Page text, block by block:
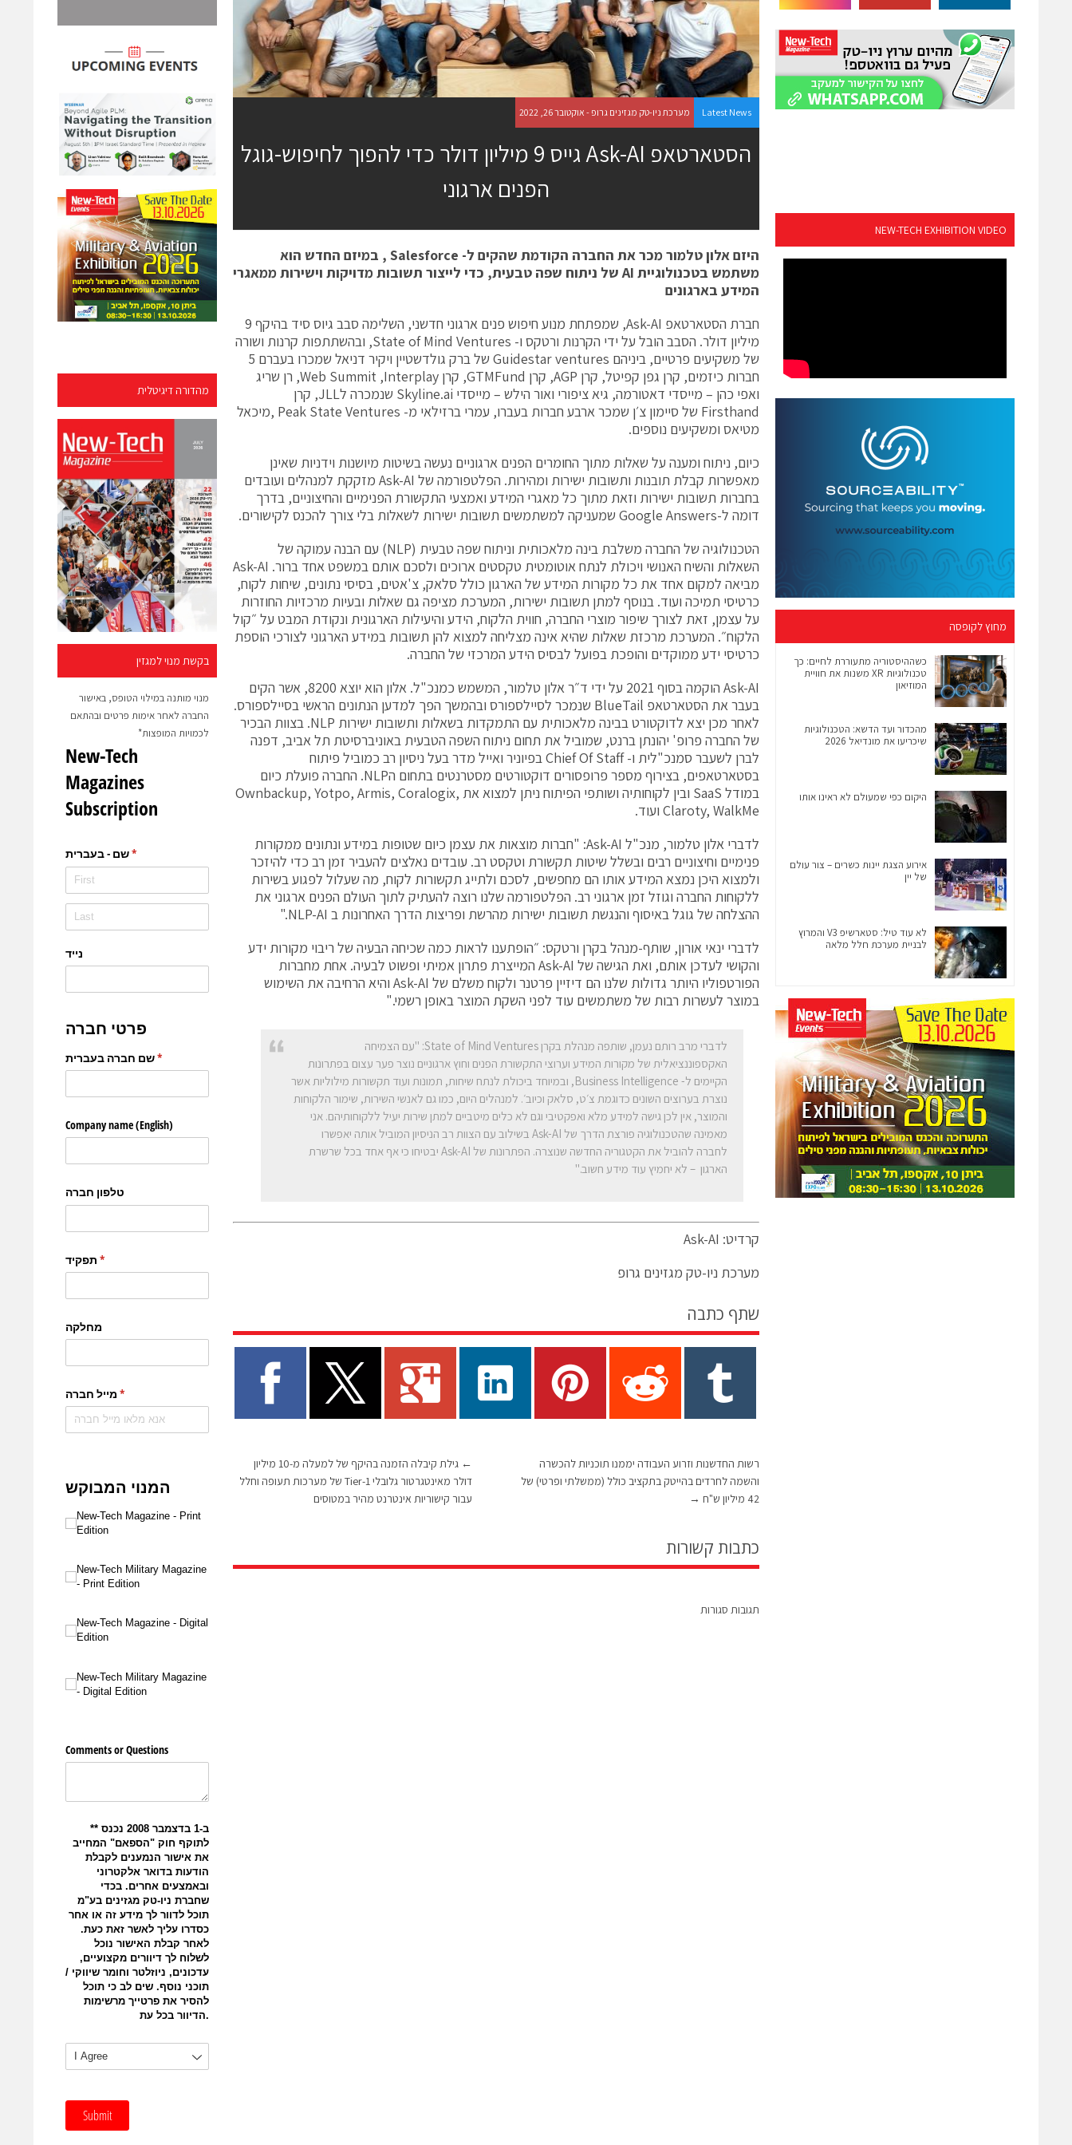
מהדורה דיגיטלית
בקשת מנוי למגזין
מנוי מותנה במילוי הטופס, באישור
החברה לאחר אימות פרטים ובהתאם
לכמויות המופצות*
Latest News מערכת ניו-טק מגזינים גרופ - אוקטובר 26, 2022
הסטארטאפ Ask-AI גייס 9 מיליון דולר כדי להפוך לחיפוש-גוגל
הפנים ארגוני
היזם אלון טלמור מכר את החברה הקודמת שהקים ל- Salesforce , במיזם החדש הוא
משתמש בטכנולוגיית AI של ניתוח שפה טבעית, כדי לייצור תשובות מדויקות וישירות ממאגרי
המידע בארגונים
חברת הסטארטאפ Ask-AI, שמפתחת מנוע חיפוש פנים ארגוני חדשני, השלימה סבב גיוס סיד בהיקף 9
מיליון דולר. הסבב הובל על ידי הקרנות ורטקס ו- State of Mind Ventures, ובהשתתפות קרנות ושורה
של משקיעים פרטיים, ביניהם Guidestar ventures של ברק גולדשטיין ויקיר דניאל שמכרו בעברם 5
חברות כיזמים, קרן גפן קפיטל, קרן AGP, קרן GTMFund, קרן Web Summit ,Interplay, רן שריג
ואפי כהן – מייסדי דאטורמה, גיא ציפורי ואור הילש – מייסדי Skyline.ai שנמכרה לJLL, קרן
Firsthand של סיימון צ׳ן שמכר ארבע חברות בעברו, עמרי ברזילאי מ- Peak State Ventures ,מיכאל
מטיאס ומשקיעים נוספים.
כיום, ניתוח ומענה על שאלות מתוך החומרים הפנים ארגוניים נעשה בשיטות מיושנות וידניות שאינן
מאפשרות קבלת תובנות ותשובות ישירות ומהירות. הפלטפורמה של Ask-AI מזקקת למנהלים ועובדים
בחברות תשובות ישירות וזאת מתוך כל מאגרי המידע ואמצעי התקשורת הפנימיים והחיצוניים, בדרך
דומה ל-Google Answers שמעניקה למשתמשים תשובות ישירות לשאלות בלי צורך להכנס לקישורים.
הטכנולוגיה של החברה משלבת בינה מלאכותית וניתוח שפה טבעית (NLP) עם הבנה עמוקה של
השאלות והשיח האנושי ויכולת לנתח אוטומטית טקסטים ארוכים ולסכם אותם במשפט אחד ברור. Ask-AI
מביאה למקום אחד את כל מקורות המידע של הארגון כולל סלאק, צ'אטים, בסיסי נתונים, שיחות לקוח,
כרטיסי תמיכה ועוד. בנוסף למתן תשובות ישירות, המערכת מציפה גם שאלות ובעיות מרכזיות החוזרות
על עצמן, זאת לצורך שיפור מוצרי החברה, חווית הלקוח, הידע והיעילות הארגונית ונקודת המבט על ״קול
הלקוח״. המערכת מרכזת שאלות שהיא אינה מצליחה למצוא להן תשובות במידע הארגוני לצורכי הוספת
כרטיסי ידע ממוקדים והופכת בפועל לבסיס הידע המרכזי של החברה.
Ask-AI הוקמה בסוף 2021 על ידי ד״ר אלון טלמור, המשמש כמנכ"ל. אלון הוא יוצא 8200, אשר הקים
בעבר את הסטארטאפ BlueTail שנמכר לסיילספורס ובהמשך הפך למדען הנתונים הראשי בסיילספורס.
לאחר מכן יצא לדוקטורט בבינה מלאכותית עם התמקדות בשאלות ותשובות ישירות NLP. בצוות הבכיר
של החברה פרופ' יהונתן ברנט, שמוביל את תחום ניתוח השפה הטבעית באוניברסיטת תל אביב, דפנה
לברן לשעבר סמנכ"לית ו- Chief Of Staff בפיוניר ואייל מדר בעל ניסיון רב כמוביל פיתוח
בסטארטאפים, בצירוף מספר פרופסורים דוקטורטים מסטרנטים בתחום הNLP. החברה פועלת כיום
במודל SaaS ובין לקוחותיה ושותפי הפיתוח ניתן למצוא את Ownbackup, Yotpo, Armis, Coralogix,
Claroty, WalkMe ועוד.
לדברי אלון טלמור, מנכ"ל Ask-AI: "חברות מוצאות את עצמן כיום שטופות במידע ונתונים ממקורות
פנימיים וחיצוניים רבים ובשלל שיטות תקשורת וטקסט רב. עובדים נאלצים להעביר זמן רב כדי להיזכר
ולמצוא היכן נמצא המידע אותו הם מחפשים, לסכם ולתייג תקשורות לקוח, מה שעלול לפגוע בשירות
ללקוחות החברה וגוזל זמן ארגוני רב. הפלטפורמה שלנו רוצה להעתיק לתוך העולם הפנים ארגוני את
ההצלחה של גוגל באיסוף והנגשת תשובות ישירות מהרשת ופריצות הדרך האחרונות ב NLP-AI."
לדברי ינאי אורון, שותף-מנהל בקרן ורטקס: ״הופתענו לראות כמה שכיחה הבעיה של ריבוי מקורות ידע
והקושי לעדכן אותם, ואת הגישה של Ask-AI המייצרת פתרון אמיתי ופשוט לבעיה. אחת מחברות
הפורטפוליו היותר גדולות שלנו הם דיזיין פרטנר ולקוח משלם של Ask-AI והיא הרחיבה את השימוש
במוצר לעשרות רבות של משתמשים עוד לפני השקת המוצר באופן רשמי."
לדברי מרב רותם נעמן, שותפה מנהלת בקרן State of Mind Ventures: "עם הצמיחה
האקספוננציאלית של מקורות המידע וערוצי התקשורת הפנים וחוץ ארגוניים נוצר פער עצום בפתרונות
הקיימים ל- Business Intelligence, ובמיוחד ביכולת לנתח שיחות, תמונות ועוד תקשורות מילוליות אשר
נוצרת בערוצים השונים כדוגמת צ׳ט, סלאק וכיוב׳. למנהלים היום, כמו גם לאנשי השירות, שימור הלקוחות
והמוצר, אין לכן גישה למידע מלא ואפקטיבי וגם לא כלים מיטביים למתן שירות יעיל ללקוחותיהם. אני
מאמינה שהטכנולוגיה פורצת הדרך של Ask-AI בשילוב עם הצוות רב הניסיון המוביל אותה יאפשרו
לחברה להוביל את הקטגוריה החדשה שנוצרה. הפתרונות של Ask-AI יבטיחו כי אף אחד בכל שרשרת
הארגון – לא יחמיץ עוד מידע חשוב."
קרדיט: Ask-AI
מערכת ניו-טק מגזינים גרופ
שתף כתבה
←
גילת קיבלה הזמנה בהיקף של למעלה מ-10 מיליון
דולר מאינטגרטור גלובלי Tier-1 של מערכות תעופה וחלל
עבור קישוריות אינטרנט מהיר במטוסים
רשות החדשנות וזרוע העבודה יממנו תוכניות להכשרה
והשמה לחרדים בהייטק בתקציב כולל (ממשלתי ופרטי) של
42 מיליון ש"ח
→
כתבות קשורות
תגובות סגורות
NEW-TECH EXHIBITION VIDEO
מחוץ לקופסה
כשההיסטוריה מתעוררת לחיים: כך
טכנולוגיות XR משנות את חוויית
המוזיאון
מהכדור ועד הדשא: הטכנולוגיות
שיכריעו את מונדיאל 2026
היקום כפי שמעולם לא ראינו אותו
אירוע הצגת יינות כשרים – צור עולם
של יין
לא עוד טיל: סטארשיפ V3 והמרוץ
לבניית מערכת חלל מלאה